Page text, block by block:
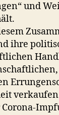
und
ihre
Corona-